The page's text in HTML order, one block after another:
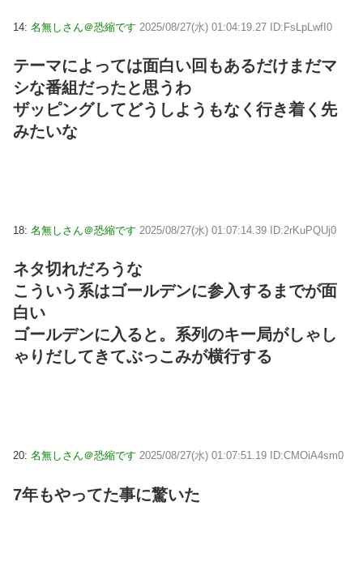
14: 名無しさん＠恐縮です 2025/08/27(水) 01:04:19.27 ID:FsLpLwfI0
テーマによっては面白い回もあるだけまだマ
シな番組だったと思うわ
ザッピングしてどうしようもなく行き着く先
みたいな
18: 名無しさん＠恐縮です 2025/08/27(水) 01:07:14.39 ID:2rKuPQUj0
ネタ切れだろうな
こういう系はゴールデンに参入するまでが面
白い
ゴールデンに入ると。系列のキー局がしゃし
ゃりだしてきてぶっこみが横行する
20: 名無しさん＠恐縮です 2025/08/27(水) 01:07:51.19 ID:CMOiA4sm0
7年もやってた事に驚いた